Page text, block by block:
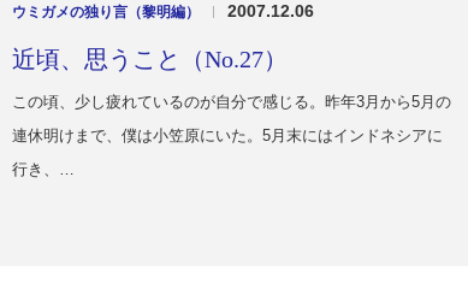
ウミガメの独り言（黎明編） | 2007.12.06
近頃、思うこと（No.27）
この頃、少し疲れているのが自分で感じる。昨年3月から5月の
連休明けまで、僕は小笠原にいた。5月末にはインドネシアに
行き、…